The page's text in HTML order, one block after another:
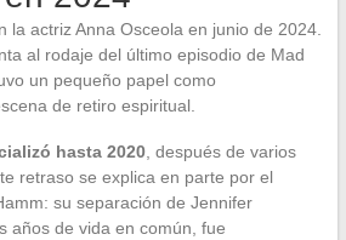
la actriz Anna Osceola en junio de 2024.
al rodaje del último episodio de Mad
un pequeño papel como
de retiro espiritual.
hasta 2020, después de varios
retraso se explica en parte por el
su separación de Jennifer
años de vida en común, fue